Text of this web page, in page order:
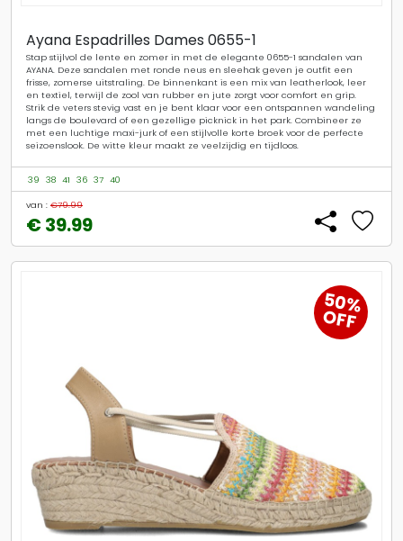
Ayana Espadrilles Dames 0655-1
Stap stijlvol de lente en zomer in met de elegante 0655-1 sandalen van
AYANA. Deze sandalen met ronde neus en sleehak geven je outfit een
frisse, zomerse uitstraling. De binnenkant is een mix van leatherlook, leer
en textiel, terwijl de zool van rubber en jute zorgt voor comfort en grip.
Strik de veters stevig vast en je bent klaar voor een ontspannen wandeling
langs de boulevard of een gezellige picknick in het park. Combineer ze
met een luchtige maxi-jurk of een stijlvolle korte broek voor de perfecte
seizoenslook. De witte kleur maakt ze veelzijdig en tijdloos.
39 38 41 36 37 40
van : €79.99
€ 39.99
50%
OFF